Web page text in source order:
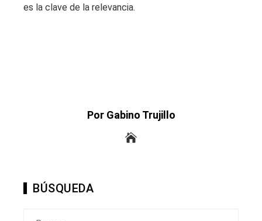
es la clave de la relevancia.
Por Gabino Trujillo
BÚSQUEDA